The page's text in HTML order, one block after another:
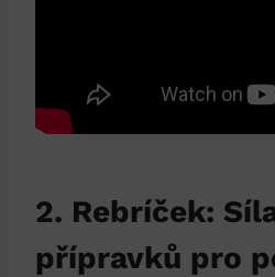
2. Rebríček:
přípravků pro